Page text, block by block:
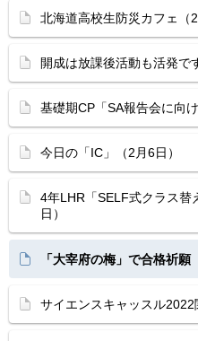
北海道高校生防災カフェ（2
開成は放課後活動も活発で
基礎期CP「SA報告会に向
今日の「IC」（2月6日）
4年LHR「SELF式クラス替
日）
「大宰府の梅」で合格祈願
サイエンスキャッスル2022